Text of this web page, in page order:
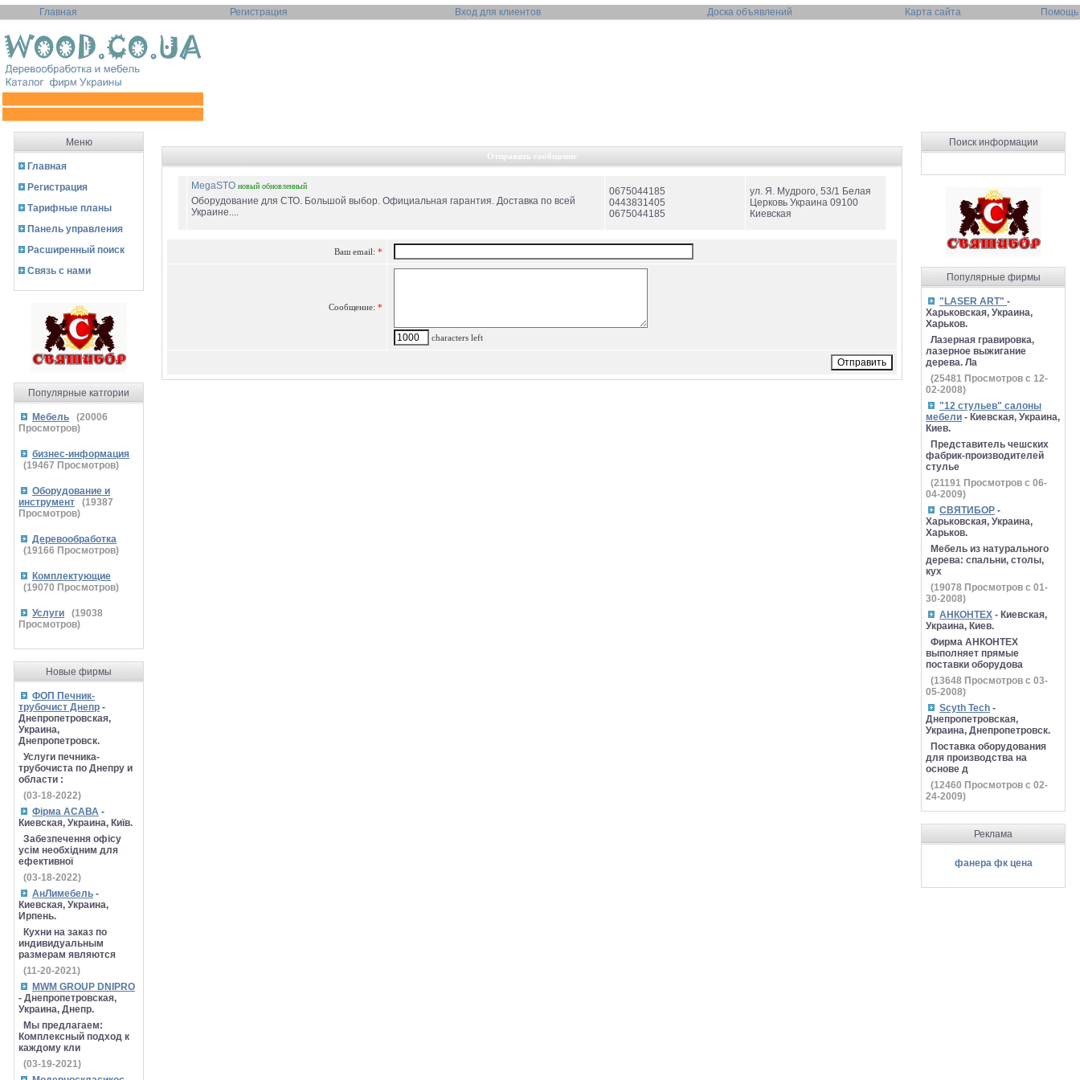
Главная Регистрация Вход для клиентов Доска объявлений Карта сайта Помощь
Меню
Главная
Регистрация
Тарифные планы
Панель управления
Расширенный поиск
Связь с нами
Популярные катгории
Мебель (20006
Просмотров)
бизнес-информация
(19467 Просмотров)
Оборудование и
инструмент
(19387
Просмотров)
Деревообработка
(19166 Просмотров)
Комплектующие
(19070 Просмотров)
Услуги (19038
Просмотров)
Новые фирмы
ФОП Печник-
трубочист Днепр -
Днепропетровская,
Украина,
Днепропетровск.
Услуги печника-
трубочиста по Днепру и
области :
(03-18-2022)
Фірма АСАВА -
Киевская, Украина, Київ.
Забезпечення офісу
усім необхідним для
ефективної
(03-18-2022)
АнЛимебель -
Киевская, Украина,
Ирпень.
Кухни на заказ по
индивидуальным
размерам являются
(11-20-2021)
MWM GROUP DNIPRO
- Днепропетровская,
Украина, Днепр.
Мы предлагаем:
Комплексный подход к
каждому кли
(03-19-2021)
Отправить сообщение
MegaSTO новый обновленный
Оборудование для СТО. Большой выбор. Официальная гарантия. Доставка по всей
Украине....
0675044185
0443831405
0675044185
ул. Я. Мудрого, 53/1 Белая
Церковь Украина 09100
Киевская
Ваш email: *
Сообщение: *
characters left
Поиск информации
Популярные фирмы
"LASER ART" -
Харьковская, Украина,
Харьков.
Лазерная гравировка,
лазерное выжигание
дерева. Ла
(25481 Просмотров с 12-
02-2008)
"12 стульев" салоны
мебели - Киевская, Украина,
Киев.
Представитель чешских
фабрик-производителей
стулье
(21191 Просмотров с 06-
04-2009)
СВЯТИБОР -
Харьковская, Украина,
Харьков.
Мебель из натурального
дерева: спальни, столы,
кух
(19078 Просмотров с 01-
30-2008)
АНКОНТЕХ - Киевская,
Украина, Киев.
Фирма АНКОНТЕХ
выполняет прямые
поставки оборудова
(13648 Просмотров с 03-
05-2008)
Scyth Tech -
Днепропетровская,
Украина, Днепропетровск.
Поставка оборудования
для производства на
основе д
(12460 Просмотров с 02-
24-2009)
Реклама
фанера фк цена